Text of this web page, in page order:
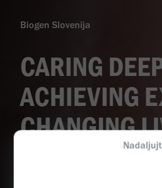
Biogen Slovenija
CARING
ACHIEVING
CHANGING
Z NESKONČNO SKRBNOSTJO. Z